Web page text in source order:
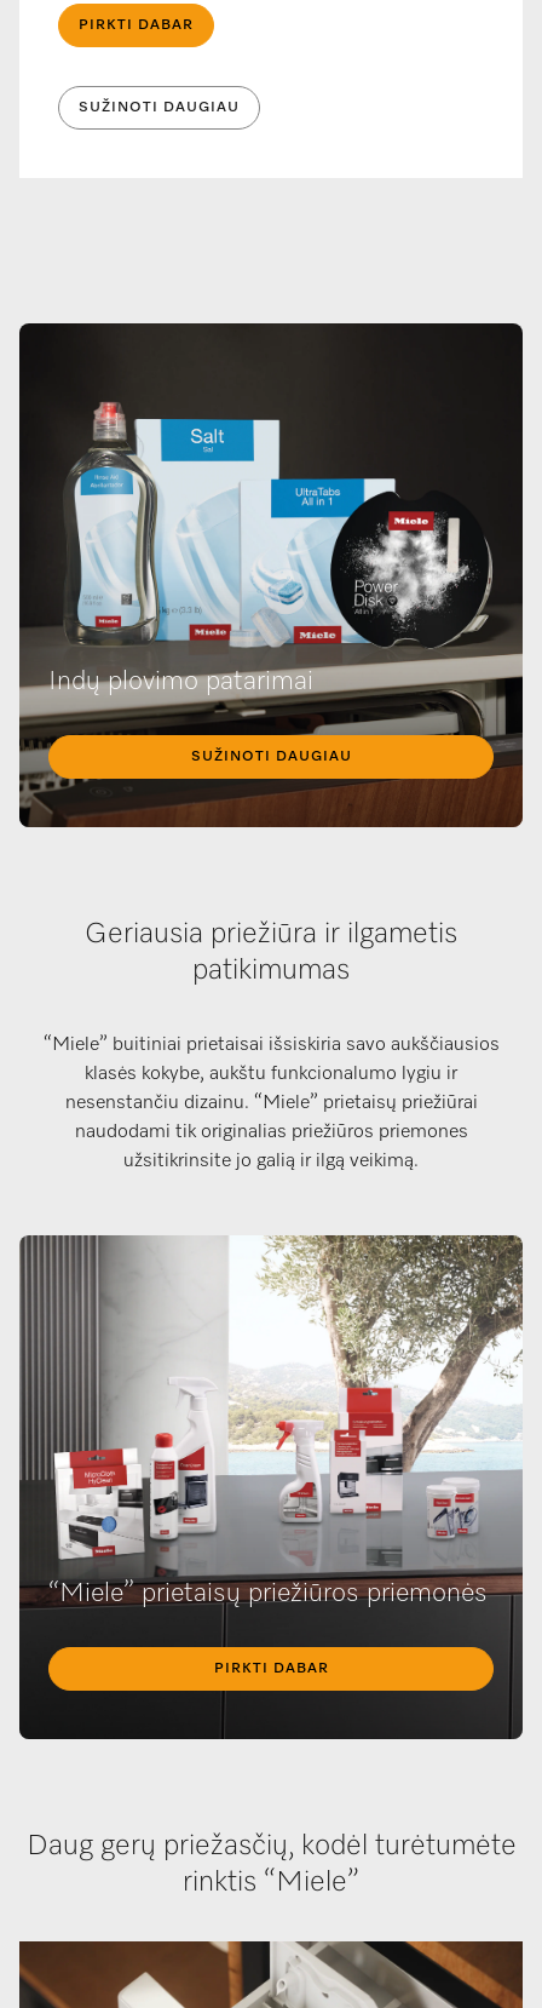
PIRKTI DABAR
SUŽINOTI DAUGIAU
Indų plovimo patarimai
SUŽINOTI DAUGIAU
Geriausia priežiūra ir ilgametis
patikimumas
“Miele” buitiniai prietaisai išsiskiria savo aukščiausios
klasės kokybe, aukštu funkcionalumo lygiu ir
nesenstančiu dizainu. “Miele” prietaisų priežiūrai
naudodami tik originalias priežiūros priemones
užsitikrinsite jo galią ir ilgą veikimą.
“Miele” prietaisų priežiūros priemonės
PIRKTI DABAR
Daug gerų priežasčių, kodėl turėtumėte
rinktis “Miele”